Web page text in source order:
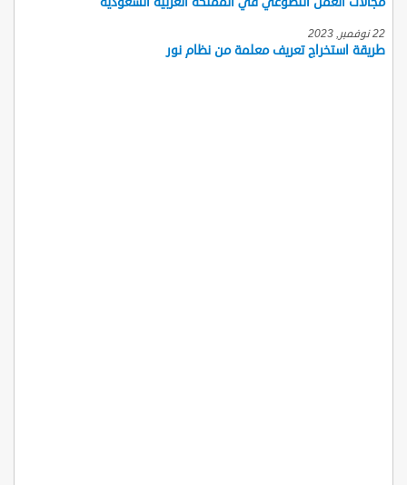
22 نوفمبر, 2023
طريقة استخراج تعريف معلمة من نظام نور